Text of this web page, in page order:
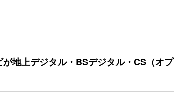
地上デジタル・BSデジタル・CS（オ